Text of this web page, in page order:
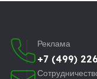
Реклама
+7 (499)